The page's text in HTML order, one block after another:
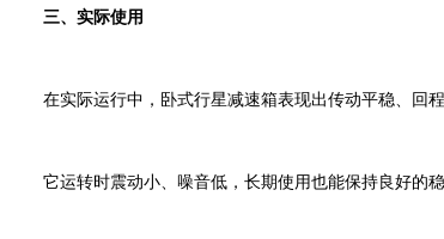
三、实际使用
在实际运行中，卧式行星减速箱表现出传动平稳、回程
它运转时震动小、噪音低，长期使用也能保持良好的稳